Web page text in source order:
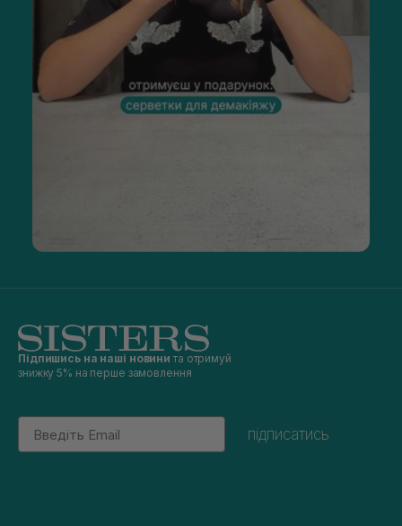
Підпишись на наші новини та отримуй
знижку 5% на перше замовлення
Email
підписатись